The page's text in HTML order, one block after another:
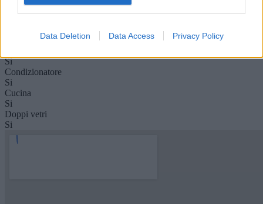
Data Deletion Data Access Privacy Policy
Condominio (mese)
Si
Condizionatore
Si
Cucina
Si
Doppi vetri
Si